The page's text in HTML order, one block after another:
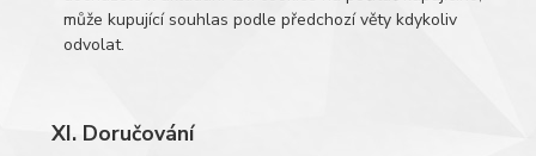
může kupující souhlas podle předchozí věty kdykoliv
odvolat.
XI. Doručování